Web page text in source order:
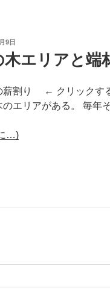
9日
木エリアと端
薪割り ← クリックする
のエリアがある。 毎年
…)